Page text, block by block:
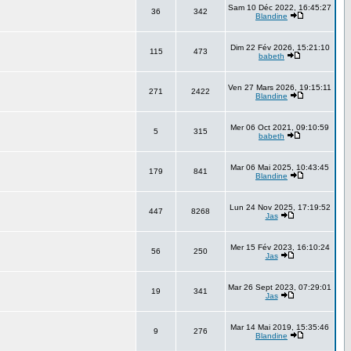
36 342
Sam 10 Déc 2022, 16:45:27
Blandine
115 473
Dim 22 Fév 2026, 15:21:10
babeth
271 2422
Ven 27 Mars 2026, 19:15:11
Blandine
5 315
Mer 06 Oct 2021, 09:10:59
babeth
179 841
Mar 06 Mai 2025, 10:43:45
Blandine
447 8268
Lun 24 Nov 2025, 17:19:52
Jas
56 250
Mer 15 Fév 2023, 16:10:24
Jas
19 341
Mar 26 Sept 2023, 07:29:01
Jas
9 276
Mar 14 Mai 2019, 15:35:46
Blandine